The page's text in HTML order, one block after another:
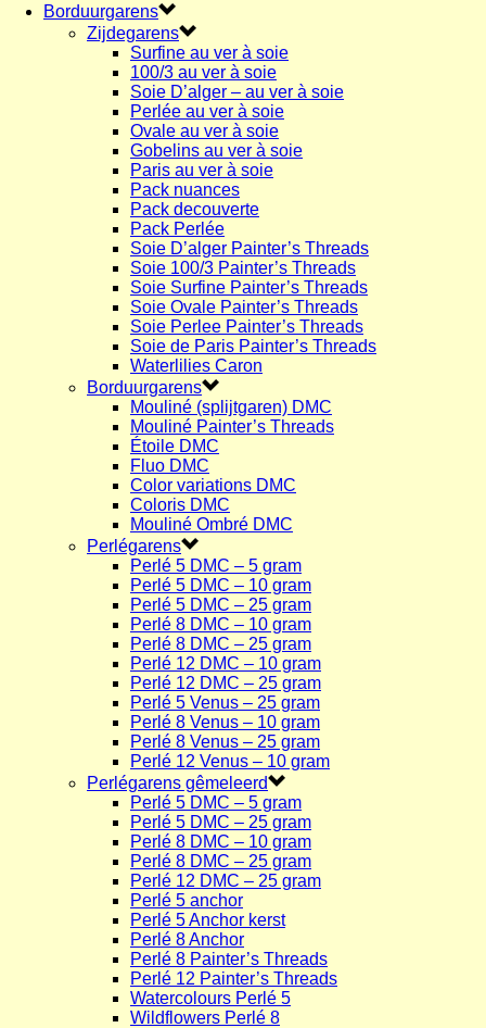
Borduurgarens
Zijdegarens
Surfine au ver à soie
100/3 au ver à soie
Soie D’alger – au ver à soie
Perlée au ver à soie
Ovale au ver à soie
Gobelins au ver à soie
Paris au ver à soie
Pack nuances
Pack decouverte
Pack Perlée
Soie D’alger Painter’s Threads
Soie 100/3 Painter’s Threads
Soie Surfine Painter’s Threads
Soie Ovale Painter’s Threads
Soie Perlee Painter’s Threads
Soie de Paris Painter’s Threads
Waterlilies Caron
Borduurgarens
Mouliné (splijtgaren) DMC
Mouliné Painter’s Threads
Étoile DMC
Fluo DMC
Color variations DMC
Coloris DMC
Mouliné Ombré DMC
Perlégarens
Perlé 5 DMC – 5 gram
Perlé 5 DMC – 10 gram
Perlé 5 DMC – 25 gram
Perlé 8 DMC – 10 gram
Perlé 8 DMC – 25 gram
Perlé 12 DMC – 10 gram
Perlé 12 DMC – 25 gram
Perlé 5 Venus – 25 gram
Perlé 8 Venus – 10 gram
Perlé 8 Venus – 25 gram
Perlé 12 Venus – 10 gram
Perlégarens gêmeleerd
Perlé 5 DMC – 5 gram
Perlé 5 DMC – 25 gram
Perlé 8 DMC – 10 gram
Perlé 8 DMC – 25 gram
Perlé 12 DMC – 25 gram
Perlé 5 anchor
Perlé 5 Anchor kerst
Perlé 8 Anchor
Perlé 8 Painter’s Threads
Perlé 12 Painter’s Threads
Watercolours Perlé 5
Wildflowers Perlé 8